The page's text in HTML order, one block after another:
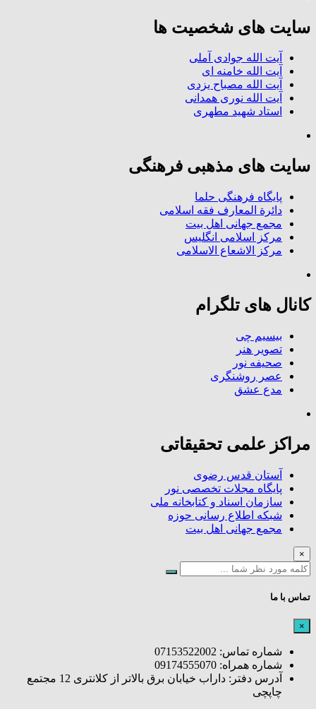
سایت های شخصیت ها
آیت الله جوادی آملی
آیت الله خامنه ای
آیت الله مصباح یزدی
آیت الله نوری همدانی
استاد شهید مطهری
سایت های مذهبی فرهنگی
پایگاه فرهنگی حلما
دائرة المعارف فقه اسلامی
مجمع جهانی اهل بیت
مرکز اسلامی انگلیس
مرکز الاشعاع الاسلامی
کانال های تلگرام
بیسیم چی
تصویر هنر
صحیفه نور
عصر روشنگری
مدع عشق
مراکز علمی تحقیقاتی
آستان قدس رضوی
پایگاه مجلات تخصصی نور
سازمان اسناد و کتابخانه ملی
شبکه اطلاع رسانی حوزه
مجمع جهانی اهل بیت
×
تماس با ما
×
شماره تماس: 07153522002
شماره همراه: 09174555070
آدرس دفتر: داراب خیابان برق بالاتر از کلانتری 12 مجتمع
چاپچی